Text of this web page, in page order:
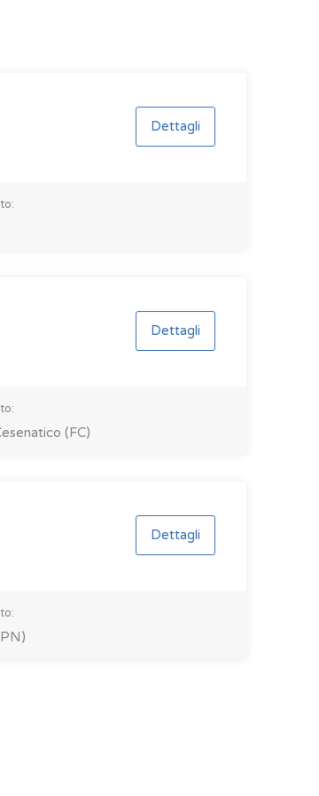
Dettagli
Dettagli
(FC)
Dettagli